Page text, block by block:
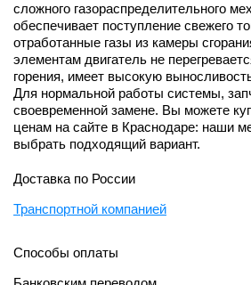
сложного газораспределительного
обеспечивает поступление свежего
отработанные газы из камеры
элементам двигатель не
горения, имеет высокую
Для нормальной работы системы,
своевременной замене. Вы можете
ценам на сайте в Краснодаре: наши
выбрать подходящий вариант.
Доставка по России
Транспортной компанией
Способы оплаты